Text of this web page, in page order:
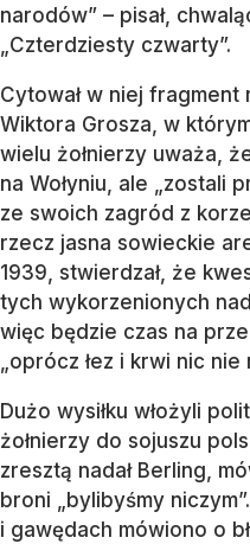
narodów” – pisał,
„Czterdziesty czwarty”.
Cytował w niej
Wiktora Grosza, w
wielu żołnierzy uważa,
na Wołyniu, ale „zostali
ze swoich zagród z
rzecz jasna sowieckie
1939, stwierdzał, że
tych wykorzenionych
więc będzie czas na
„oprócz łez i krwi nic nie
Dużo wysiłku włożyli
żołnierzy do sojuszu
zresztą nadał Berling,
broni „bylibyśmy
i gawędach mówiono o